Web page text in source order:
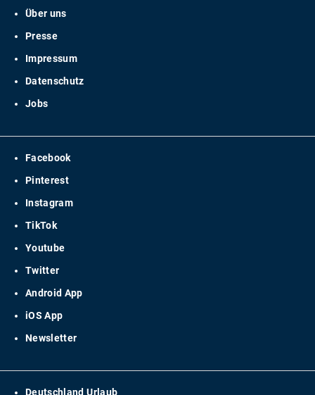
Über uns
Presse
Impressum
Datenschutz
Jobs
Facebook
Pinterest
Instagram
TikTok
Youtube
Twitter
Android App
iOS App
Newsletter
Deutschland Urlaub